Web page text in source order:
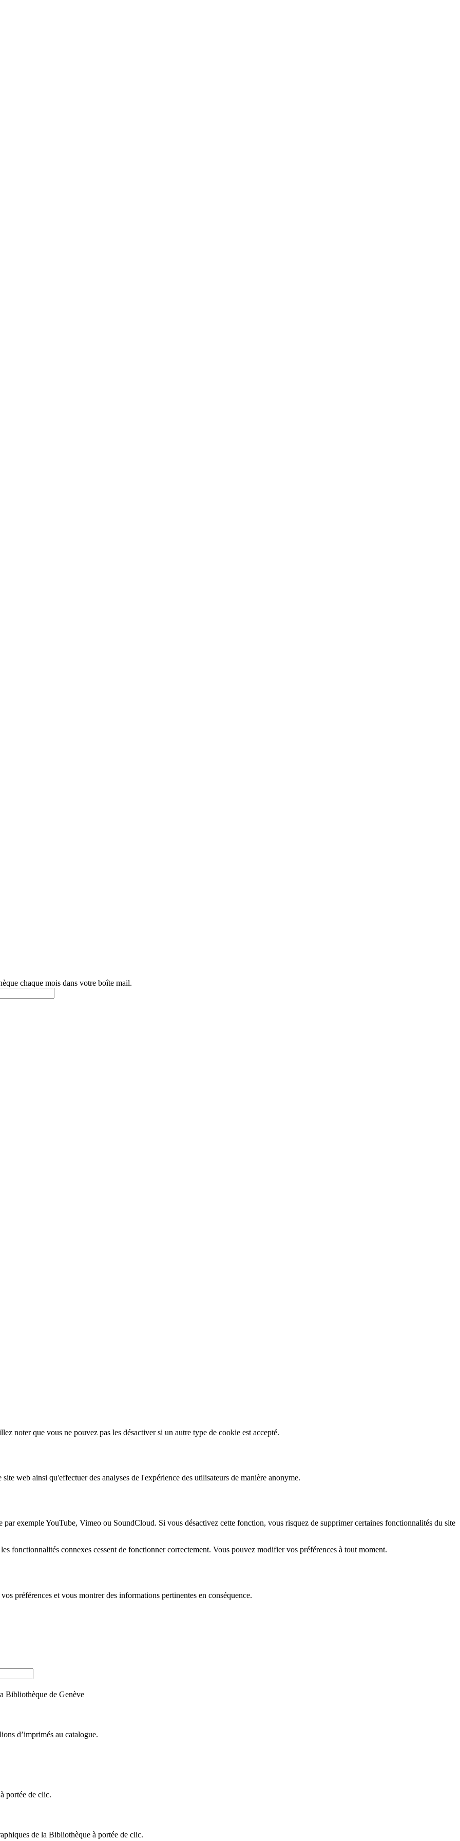
chaque mois dans votre boîte mail.
noter que vous ne pouvez pas les désactiver si un autre type de cookie est accepté.
web ainsi qu'effectuer des analyses de l'expérience des utilisateurs de manière anonyme.
exemple YouTube, Vimeo ou SoundCloud. Si vous désactivez cette fonction, vous risquez de supprimer certaines fonctionnalités du site
fonctionnalités connexes cessent de fonctionner correctement. Vous pouvez modifier vos préférences à tout moment.
préférences et vous montrer des informations pertinentes en conséquence.
Bibliothèque de Genève
d’imprimés au catalogue.
portée de clic.
de la Bibliothèque à portée de clic.